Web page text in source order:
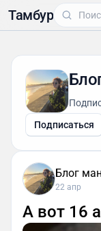
Тамбур
Подписаться
Блог
22 апр
А вот 16